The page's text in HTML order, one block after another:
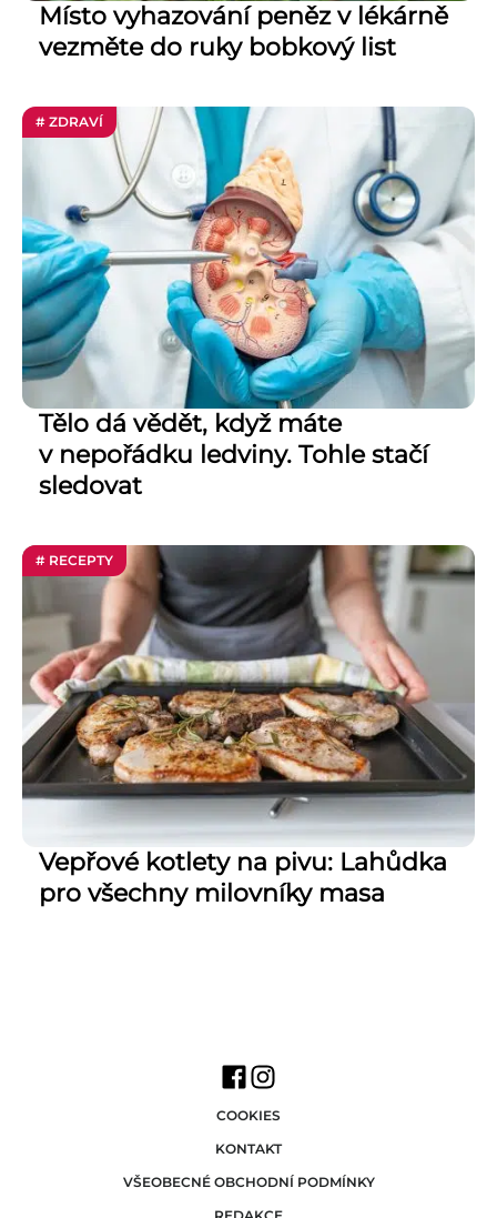
Místo vyhazování peněz v lékárně
vezměte do ruky bobkový list
# ZDRAVÍ
Tělo dá vědět, když máte
v nepořádku ledviny. Tohle stačí
sledovat
# RECEPTY
Vepřové kotlety na pivu: Lahůdka
pro všechny milovníky masa
COOKIES
KONTAKT
VŠEOBECNÉ OBCHODNÍ PODMÍNKY